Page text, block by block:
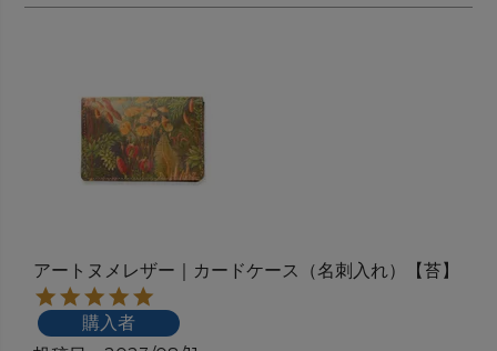
アートヌメレザー｜カードケース（名刺入れ）【苔】
購入者